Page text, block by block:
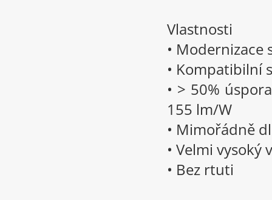
Vlastnosti
• Modernizace
• Kompatibilní
• > 50%
155 lm/W
• Mimořádně
• Velmi vysoký
• Bez rtuti